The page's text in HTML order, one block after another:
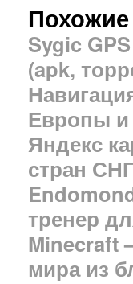
Sygic
(apk,
Европы и
Яндекс
стран
тренер
Minecraft
мира из